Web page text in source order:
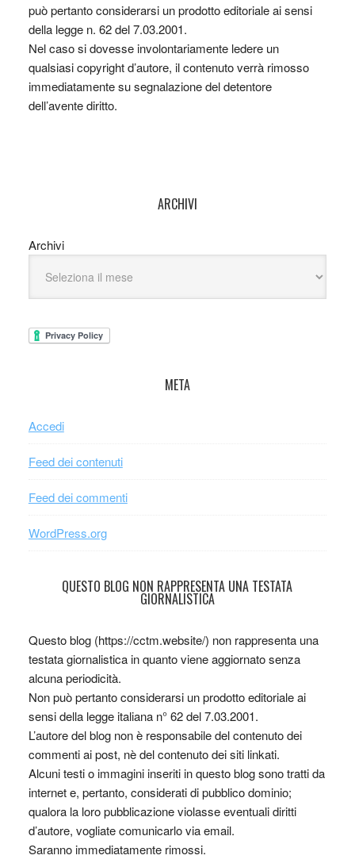
può pertanto considerarsi un prodotto editoriale ai sensi
della legge n. 62 del 7.03.2001.
Nel caso si dovesse involontariamente ledere un
qualsiasi copyright d’autore, il contenuto verrà rimosso
immediatamente su segnalazione del detentore
dell’avente diritto.
ARCHIVI
Archivi
META
Accedi
Feed dei contenuti
Feed dei commenti
WordPress.org
QUESTO BLOG NON RAPPRESENTA UNA TESTATA
GIORNALISTICA
Questo blog (https://cctm.website/) non rappresenta una
testata giornalistica in quanto viene aggiornato senza
alcuna periodicità.
Non può pertanto considerarsi un prodotto editoriale ai
sensi della legge italiana n° 62 del 7.03.2001.
L’autore del blog non è responsabile del contenuto dei
commenti ai post, nè del contenuto dei siti linkati.
Alcuni testi o immagini inseriti in questo blog sono tratti da
internet e, pertanto, considerati di pubblico dominio;
qualora la loro pubblicazione violasse eventuali diritti
d’autore, vogliate comunicarlo via email.
Saranno immediatamente rimossi.